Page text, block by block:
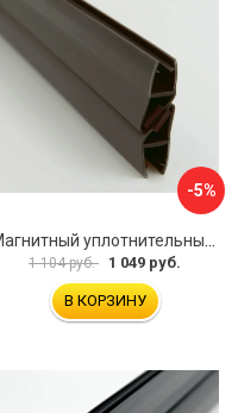
-5%
1 104 руб. 1 049 руб.
В КОРЗИНУ